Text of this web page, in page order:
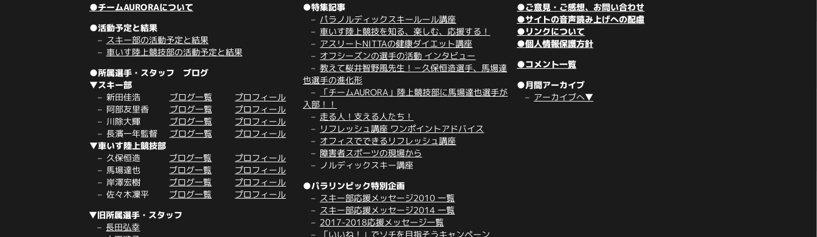
●チームAURORAについて
●活動予定と結果
スキー部の活動予定と結果
車いす陸上競技部の活動予定と結果
●所属選手・スタッフ ブログ
▼スキー部
新田佳浩 ブログ一覧 プロフィール
阿部友里香 ブログ一覧 プロフィール
川除大輝 ブログ一覧
プロフィール
長濱一年監督
ブログ一覧 プロフィール
▼車いす陸上競技部
久保恒造 ブログ一覧 プロフィール
馬場達也 ブログ一覧 プロフィール
岸澤宏樹 ブログ一覧 プロフィール
佐々木凜平 ブログ一覧 プロフィール
▼旧所属選手・スタッフ
長田弘幸
●特集記事
パラノルディックスキールール講座
車いす陸上競技を知る、楽しむ、応援する！
アスリートNITTAの健康ダイエット講座
オフシーズンの選手の活動 インタビュー
教えて桜井智野風先生！－久保恒造選手、馬場達
也選手の進化形
「チームAURORA」陸上競技部に馬場達也選手が
入部！！
走る人！支える人たち！
リフレッシュ講座 ワンポイントアドバイス
オフィスでできるリフレッシュ講座
障害者スポーツの現場から
ノルディックスキー講座
●パラリンピック特別企画
スキー部応援メッセージ2010 一覧
スキー部応援メッセージ2014 一覧
2017-2018応援メッセージ一覧
「いいね！」でソチを目指そうキャンペーン
●ご意見・ご感想、お問い合わせ
●サイトの音声読み上げへの配慮
●リンクについて
●個人情報保護方針
●コメント一覧
●月間アーカイブ
アーカイブへ▼